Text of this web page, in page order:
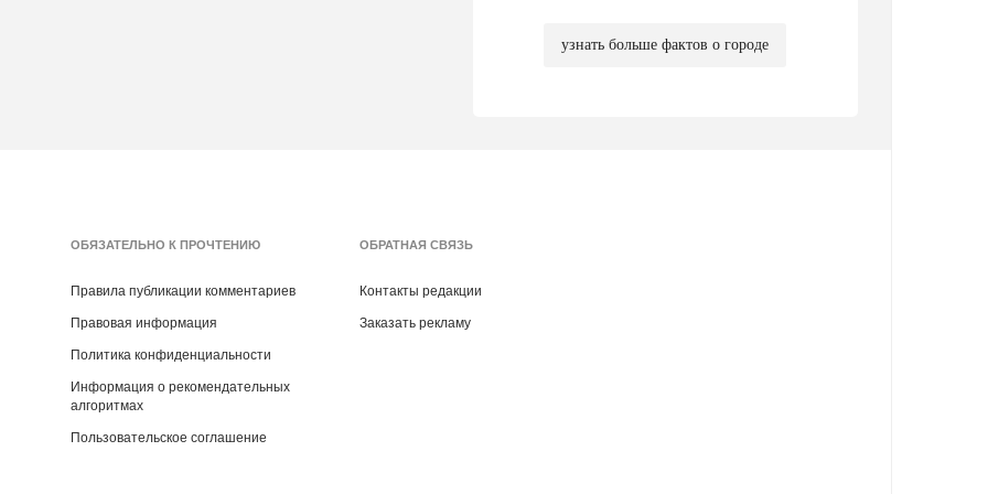
узнать больше фактов о городе
ОБЯЗАТЕЛЬНО К ПРОЧТЕНИЮ
Правила публикации комментариев
Правовая информация
Политика конфиденциальности
Информация о рекомендательных
алгоритмах
Пользовательское соглашение
ОБРАТНАЯ СВЯЗЬ
Контакты редакции
Заказать рекламу